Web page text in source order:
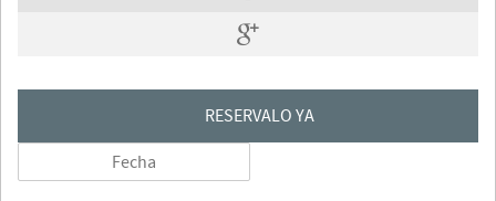
RESERVALO YA